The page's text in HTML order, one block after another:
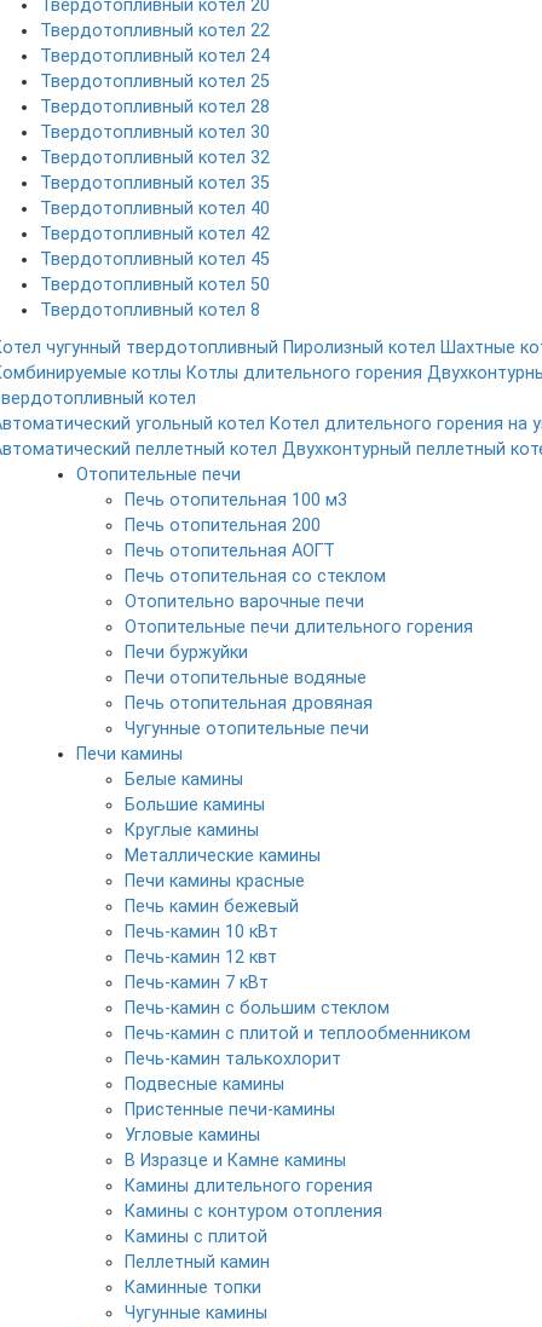
Твердотопливный котел 20
Твердотопливный котел 22
Твердотопливный котел 24
Твердотопливный котел 25
Твердотопливный котел 28
Твердотопливный котел 30
Твердотопливный котел 32
Твердотопливный котел 35
Твердотопливный котел 40
Твердотопливный котел 42
Твердотопливный котел 45
Твердотопливный котел 50
Твердотопливный котел 8
чугунный твердотопливный Пиролизный котел Шахтные
котлы Котлы длительного горения
котел
угольный котел Котел длительного горения на
пеллетный котел Двухконтурный пеллетный
Отопительные печи
Печь отопительная 100 м3
Печь отопительная 200
Печь отопительная АОГТ
Печь отопительная со стеклом
Отопительно варочные печи
Отопительные печи длительного горения
Печи буржуйки
Печи отопительные водяные
Печь отопительная дровяная
Чугунные отопительные печи
Печи камины
Белые камины
Большие камины
Круглые камины
Металлические камины
Печи камины красные
Печь камин бежевый
Печь-камин 10 кВт
Печь-камин 12 квт
Печь-камин 7 кВт
Печь-камин с большим стеклом
Печь-камин с плитой и теплообменником
Печь-камин талькохлорит
Подвесные камины
Пристенные печи-камины
Угловые камины
В Изразце и Камне камины
Камины длительного горения
Камины с контуром отопления
Камины с плитой
Пеллетный камин
Каминные топки
Чугунные камины